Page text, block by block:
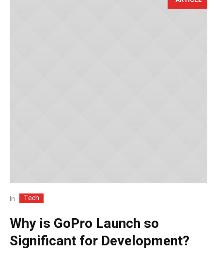
In Tech
Why is GoPro Launch so
Significant for Development?